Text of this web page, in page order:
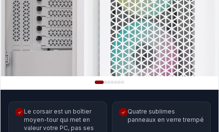
✓ Le corsair est un boîtier
moyen-tour qui met en
valeur votre PC, pas ses
✓ Quatre sublimes
panneaux en verre trempé